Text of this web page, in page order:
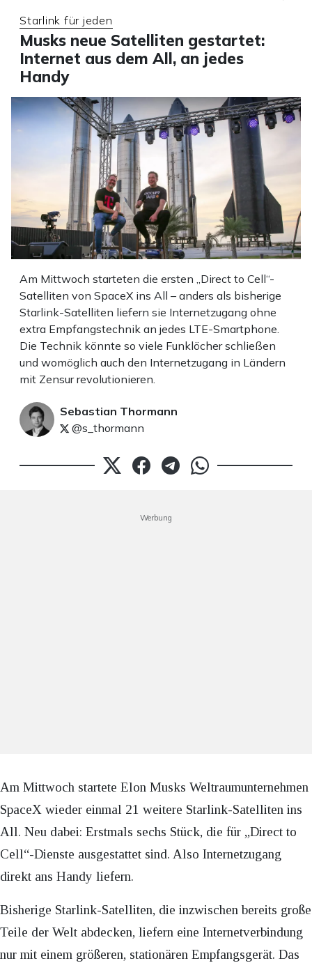
Starlink für jeden
Musks neue Satelliten gestartet:
Internet aus dem All, an jedes
Handy
Am Mittwoch starteten die ersten „Direct to Cell“-
Satelliten von SpaceX ins All – anders als bisherige
Starlink-Satelliten liefern sie Internetzugang ohne
extra Empfangstechnik an jedes LTE-Smartphone.
Die Technik könnte so viele Funklöcher schließen
und womöglich auch den Internetzugang in Ländern
mit Zensur revolutionieren.
Sebastian Thormann
@s_thormann
Werbung
Am Mittwoch startete Elon Musks Weltraumunternehmen
SpaceX wieder einmal 21 weitere Starlink-Satelliten ins
All. Neu dabei: Erstmals sechs Stück, die für „Direct to
Cell“-Dienste ausgestattet sind. Also Internetzugang
direkt ans Handy liefern.
Bisherige Starlink-Satelliten, die inzwischen bereits große
Teile der Welt abdecken, liefern eine Internetverbindung
nur mit einem größeren, stationären Empfangsgerät. Das